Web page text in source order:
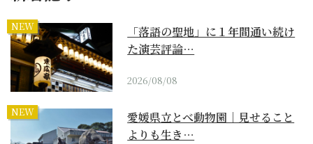
NEW
「落語の聖地」に１年間通い続け
た演芸評論…
2026/08/08
NEW
愛媛県立とべ動物園｜見せること
よりも生き…